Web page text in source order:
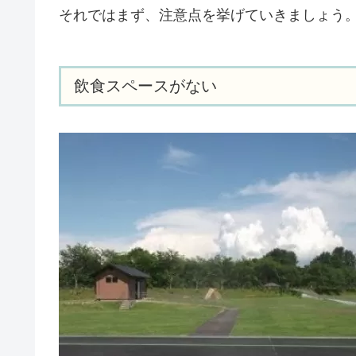
それではまず、注意点を挙げていきましょう
飲食スペースがない